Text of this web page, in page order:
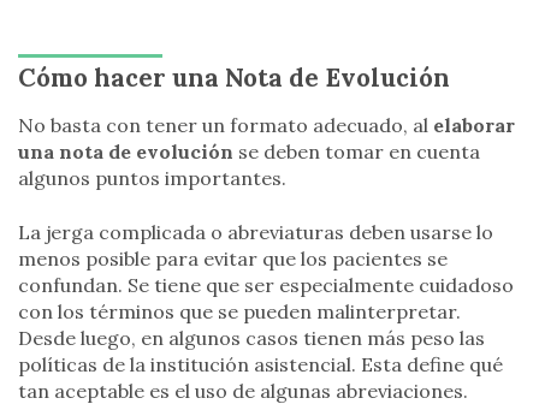
Cómo hacer una Nota de Evolución
No basta con tener un formato adecuado, al elaborar
una nota de evolución se deben tomar en cuenta
algunos puntos importantes.
La jerga complicada o abreviaturas deben usarse lo
menos posible para evitar que los pacientes se
confundan. Se tiene que ser especialmente cuidadoso
con los términos que se pueden malinterpretar.
Desde luego, en algunos casos tienen más peso las
políticas de la institución asistencial. Esta define qué
tan aceptable es el uso de algunas abreviaciones.